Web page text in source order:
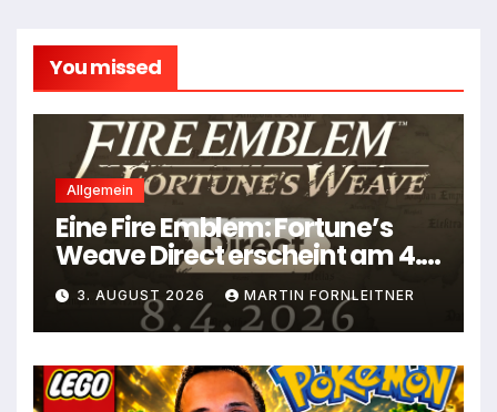
You missed
Allgemein
Eine Fire Emblem: Fortune’s
Weave Direct erscheint am 4.
August
3. AUGUST 2026 MARTIN FORNLEITNER